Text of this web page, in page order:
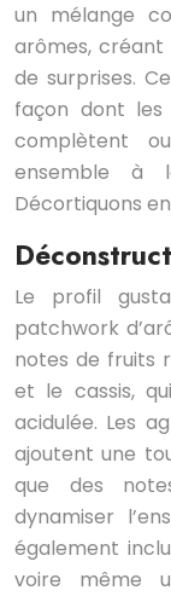
un mélange
arômes, créant
de surprises.
façon dont les
complètent
ensemble à
Décortiquons
Le profil
patchwork
notes de fruits
et le cassis,
acidulée. Les
ajoutent une
que des
dynamiser
également
voire même